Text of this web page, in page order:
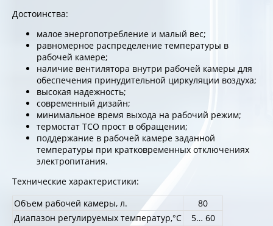
Достоинства:
малое энергопотребление и малый вес;
равномерное распределение температуры в
рабочей камере;
наличие вентилятора внутри рабочей камеры для
обеспечения принудительной циркуляции воздуха;
высокая надежность;
современный дизайн;
минимальное время выхода на рабочий режим;
термостат ТСО прост в обращении;
поддержание в рабочей камере заданной
температуры при кратковременных отключениях
электропитания.
Технические характеристики:
Объем рабочей камеры, л.
80
Диапазон регулируемых температур,°С
5… 60